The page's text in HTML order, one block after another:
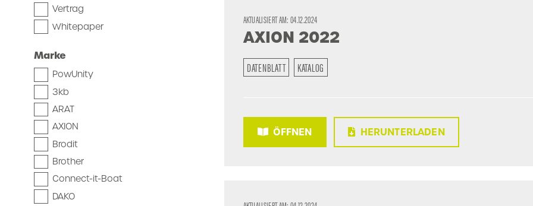
Vertrag
Whitepaper
Marke
PowUnity
3kb
ARAT
AXION
Brodit
Brother
Connect-it-Boat
DAKO
AKTUALISIERT AM:04.12.2024
AXION 2022
DATENBLATT KATALOG
ÖFFNEN HERUNTERLADEN